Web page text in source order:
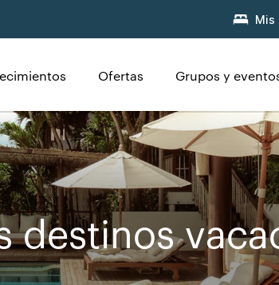
Mis
Ofertas Grupos y
destinos